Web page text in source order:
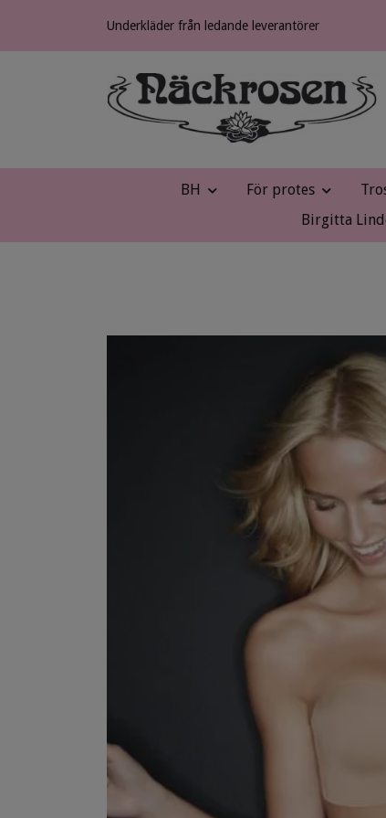
Underkläder från ledande leverantörer
BH För protes
Birgitta